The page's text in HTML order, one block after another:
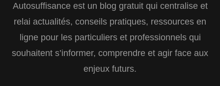
Autosuffisance est un blog gratuit qui centralise et
relai actualités, conseils pratiques, ressources en
ligne pour les particuliers et professionnels qui
souhaitent s’informer, comprendre et agir face aux
enjeux futurs.